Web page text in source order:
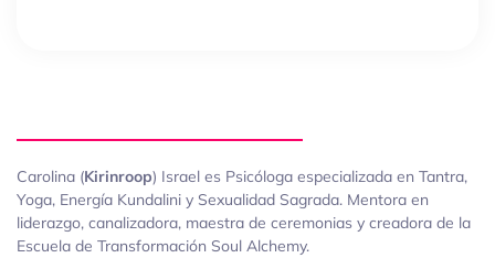
Carolina (Kirinroop) Israel es Psicóloga especializada en Tantra,
Yoga, Energía Kundalini y Sexualidad Sagrada. Mentora en
liderazgo, canalizadora, maestra de ceremonias y creadora de la
Escuela de Transformación Soul Alchemy.